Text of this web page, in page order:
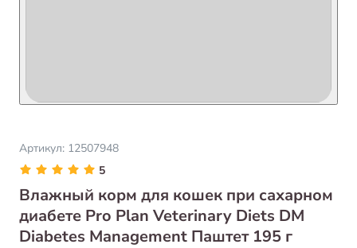
Артикул: 12507948
5
Влажный корм для кошек при сахарном
диабете Pro Plan Veterinary Diets DM
Diabetes Management Паштет 195 г